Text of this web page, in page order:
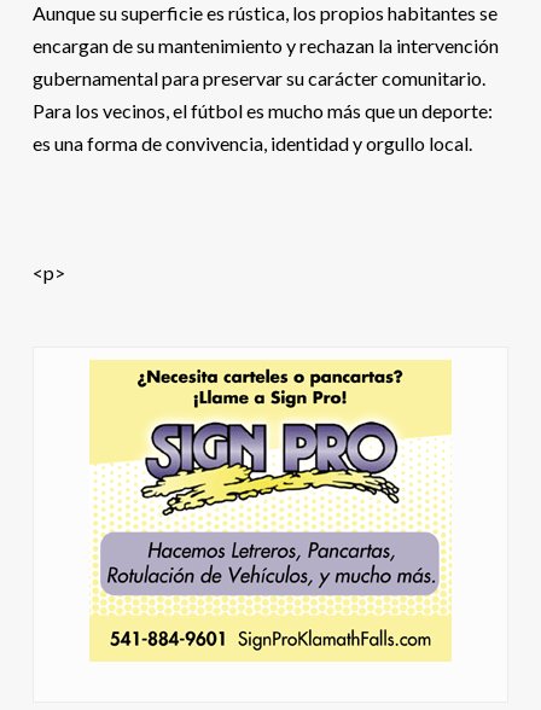
Aunque su superficie es rústica, los propios habitantes se
encargan de su mantenimiento y rechazan la intervención
gubernamental para preservar su carácter comunitario.
Para los vecinos, el fútbol es mucho más que un deporte:
es una forma de convivencia, identidad y orgullo local.
<p>